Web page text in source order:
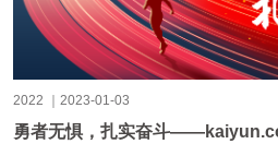
2022 ｜2023-01-03